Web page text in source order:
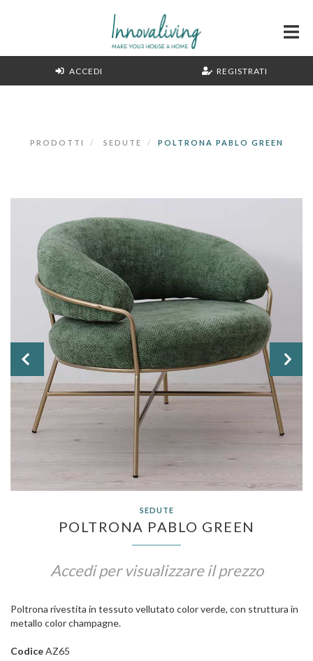
ACCEDI REGISTRATI
PRODOTTI SEDUTE POLTRONA PABLO GREEN
 
SEDUTE
POLTRONA PABLO GREEN
Accedi per visualizzare il prezzo
Poltrona rivestita in tessuto vellutato color verde, con struttura in
metallo color champagne.
CodiceAZ65